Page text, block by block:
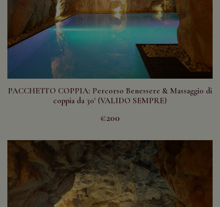
PACCHETTO COPPIA: Percorso Benessere & Massaggio di
coppia da 30' (VALIDO SEMPRE)
€200